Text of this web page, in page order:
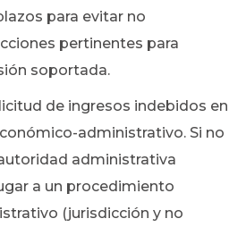
para evitar no
pertinentes para
soportada.
de ingresos indebidos en
administrativo. Si no
administrativa
a un procedimiento
(jurisdicción y no